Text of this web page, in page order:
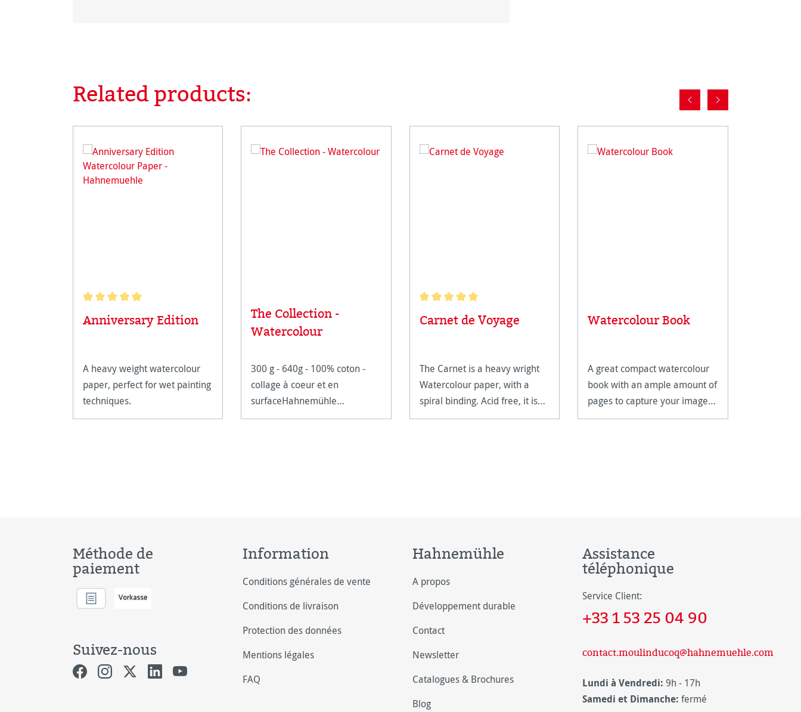
Ignorer la galerie de produits
Related products:
Note moyenne de 5 sur 5 étoiles
Anniversary Edition
A heavy weight watercolour
paper, perfect for wet painting
techniques.
The Collection -
Watercolour
300 g - 640g - 100% coton -
collage à coeur et en
surfaceHahnemühle
Watercolour 300 et 640
Note moyenne de 5 sur 5 étoiles
Carnet de Voyage
The Carnet is a heavy wright
Watercolour paper, with a
spiral binding. Acid free, it is
extremely age resistant.
Watercolour Book
A great compact watercolour
book with an ample amount of
pages to capture your images
on.
Méthode de
paiement
Suivez-nous
Information
Conditions générales de vente
Conditions de livraison
Protection des données
Mentions légales
FAQ
Hahnemühle
A propos
Développement durable
Contact
Newsletter
Catalogues & Brochures
Blog
Assistance
téléphonique
Service Client:
+33 1 53 25 04 90
contact.moulinducoq@hahnemuehle.com
Lundi à Vendredi: 9h - 17h
Samedi et Dimanche: fermé